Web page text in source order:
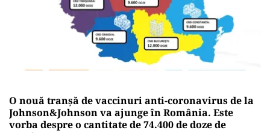
O nouă tranșă de vaccinuri anti-coronavirus de la
Johnson&Johnson va ajunge în România. Este
vorba despre o cantitate de 74.400 de doze de